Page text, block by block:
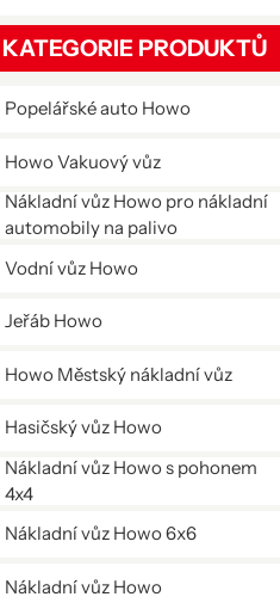
KATEGORIE PRODUKTŮ
Popelářské auto Howo
Howo Vakuový vůz
Nákladní vůz Howo pro nákladní
automobily na palivo
Vodní vůz Howo
Jeřáb Howo
Howo Městský nákladní vůz
Hasičský vůz Howo
Nákladní vůz Howo s pohonem
4x4
Nákladní vůz Howo 6x6
Nákladní vůz Howo